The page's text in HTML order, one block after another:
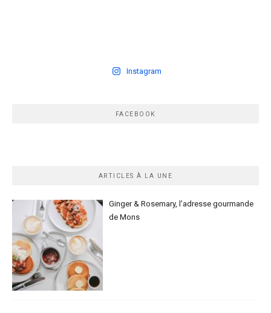
Instagram
FACEBOOK
ARTICLES À LA UNE
Ginger & Rosemary, l’adresse gourmande
de Mons